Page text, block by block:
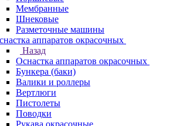
Мембранные
Шнековые
Разметочные машины
аппаратов окрасочных
Назад
Оснастка аппаратов окрасочных
Бункера (баки)
Валики и роллеры
Вертлюги
Пистолеты
Поводки
Рукава окрасочные